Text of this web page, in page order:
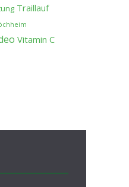
Traillauf
Vitamin C